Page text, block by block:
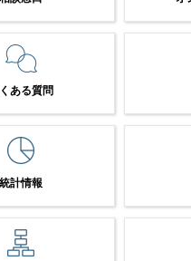
ある質問
統計情報